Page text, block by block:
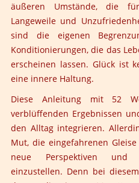
äußeren Umstände, die
Langeweile und
sind die eigenen
Konditionierungen, die das
erscheinen lassen. Glück ist
eine innere Haltung.
Diese Anleitung mit 52
verblüffenden Ergebnissen
den Alltag integrieren.
Mut, die eingefahrenen
neue Perspektiven und
einzustellen. Denn bei